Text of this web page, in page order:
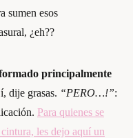
sumen esos
¿eh??
principalmente
dije grasas. “PERO…!”:
Para quienes se
les dejo aquí un